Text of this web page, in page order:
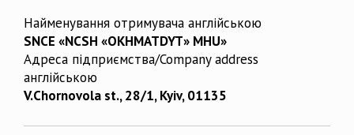
Найменування отримувача англійською
SNCE «NCSH «OKHMATDYT» MHU»
Адреса підприємства/Company address
англійською
V.Chornovola st., 28/1, Kyiv, 01135